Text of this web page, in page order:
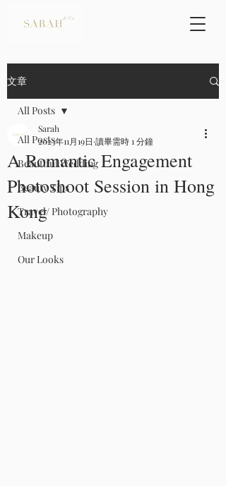
文章
All Posts
Beautiful Wedding
Beauty Tips
Travel/ Photography
Makeup
Our Looks
All Posts
A Romantic Engagement
Photoshoot Session in Hong
Kong
Sarah
2023年11月19日 讀畢需時 1 分鐘